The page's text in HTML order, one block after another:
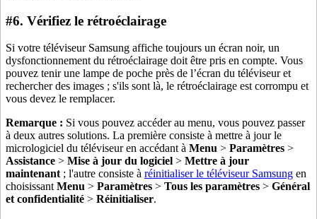
#6. Vérifiez le rétroéclairage
Si votre téléviseur Samsung affiche toujours un écran noir, un
dysfonctionnement du rétroéclairage doit être pris en compte. Vous
pouvez tenir une lampe de poche près de l’écran du téléviseur et
rechercher des images ; s'ils sont là, le rétroéclairage est corrompu et
vous devez le remplacer.
Remarque : Si vous pouvez accéder au menu, vous pouvez passer
à deux autres solutions. La première consiste à mettre à jour le
micrologiciel du téléviseur en accédant à Menu > Paramètres >
Assistance > Mise à jour du logiciel > Mettre à jour
maintenant; l'autre consiste à réinitialiser le téléviseur Samsung en
choisissantMenu > Paramètres > Tous les paramètres > Général
et confidentialité > Réinitialiser.